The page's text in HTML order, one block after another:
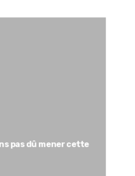
pas dû mener cette